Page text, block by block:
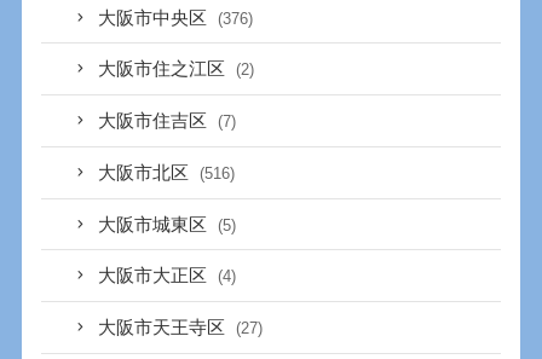
大阪市中央区 (376)
大阪市住之江区 (2)
大阪市住吉区 (7)
大阪市北区 (516)
大阪市城東区 (5)
大阪市大正区 (4)
大阪市天王寺区 (27)